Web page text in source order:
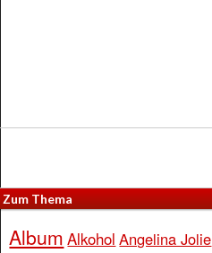
Zum Thema
Album Alkohol Angelina Jolie